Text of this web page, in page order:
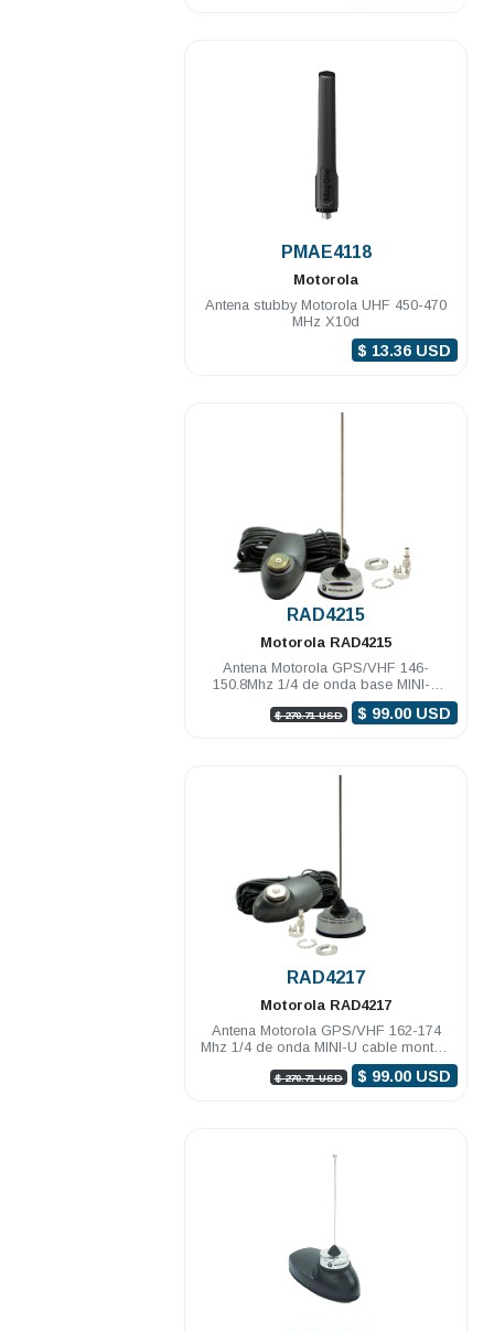
PMAE4118
Motorola
Antena stubby Motorola UHF 450-470
MHz X10d
$ 13.36 USD
RAD4215
Motorola RAD4215
Antena Motorola GPS/VHF 146-
150.8Mhz 1/4 de onda base MINI-U
cable montaje y conectores DGM8000e
$ 270.71 USD $ 99.00 USD
RAD4217
Motorola RAD4217
Antena Motorola GPS/VHF 162-174
Mhz 1/4 de onda MINI-U cable montaje
y conectores DGM8000e DGM8000
$ 270.71 USD $ 99.00 USD